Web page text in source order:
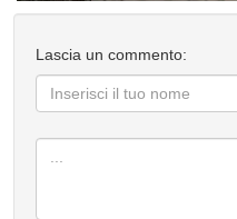
Lascia un commento: